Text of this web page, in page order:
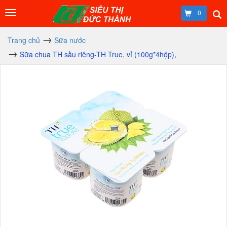
0
Trang chủ
Sữa nước
Sữa chua TH sầu riêng-TH True, vỉ (100g*4hộp),